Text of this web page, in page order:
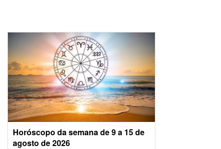
Horóscopo da semana de 9 a 15 de
agosto de 2026